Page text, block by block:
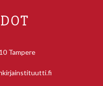
Tampere